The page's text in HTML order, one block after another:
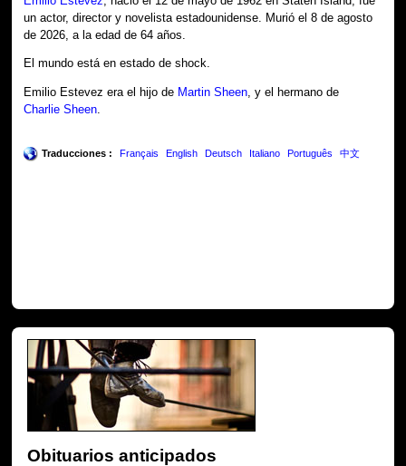
un actor, director y novelista estadounidense. Murió el 8 de agosto
de 2026, a la edad de 64 años.
El mundo está en estado de shock.
Emilio Estevez era el hijo de Martin Sheen, y el hermano de
Charlie Sheen.
Traducciones : Français English Deutsch Italiano Português 中文
Obituarios anticipados